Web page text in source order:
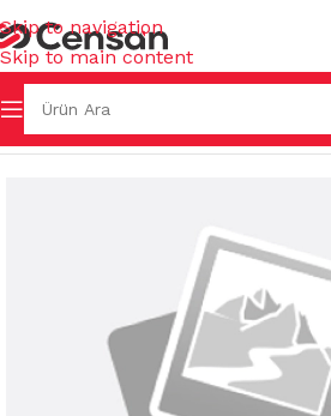
Skip to navigation
Skip to main content
Ana Sayfa